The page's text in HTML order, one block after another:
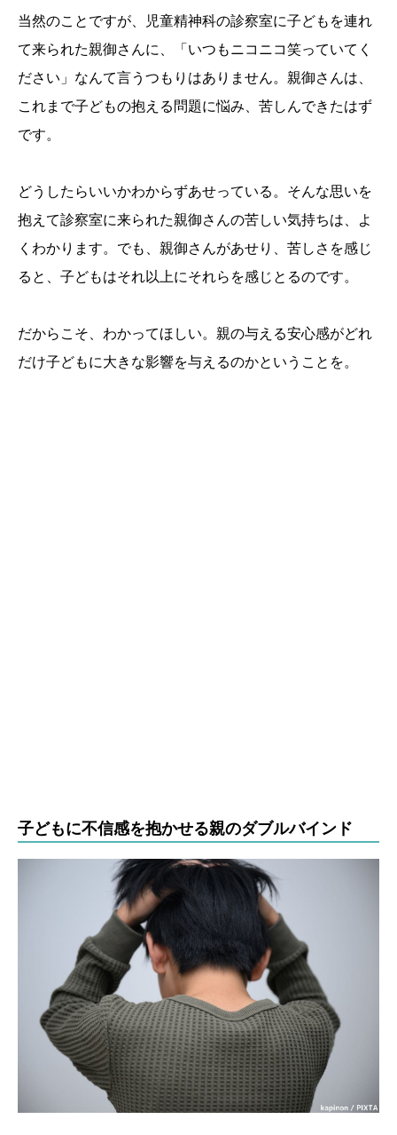
当然のことですが、児童精神科の診察室に子どもを連れ
て来られた親御さんに、「いつもニコニコ笑っていてく
ださい」なんて言うつもりはありません。親御さんは、
これまで子どもの抱える問題に悩み、苦しんできたはず
です。
どうしたらいいかわからずあせっている。そんな思いを
抱えて診察室に来られた親御さんの苦しい気持ちは、よ
くわかります。でも、親御さんがあせり、苦しさを感じ
ると、子どもはそれ以上にそれらを感じとるのです。
だからこそ、わかってほしい。親の与える安心感がどれ
だけ子どもに大きな影響を与えるのかということを。
子どもに不信感を抱かせる親のダブルバインド